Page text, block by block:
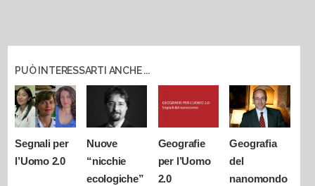
PUÒ INTERESSARTI ANCHE ...
Segnali per
l’Uomo 2.0
Nuove
“nicchie
ecologiche”
Geografie
per l’Uomo
2.0
Geografia
del
nanomondo